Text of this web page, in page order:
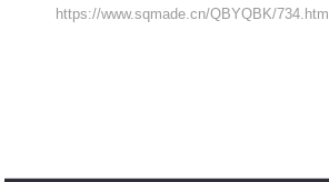
https://www.sqmade.cn/QBYQBK/734.html